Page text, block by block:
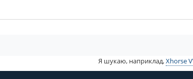
Я шукаю, наприклад,Xhorse